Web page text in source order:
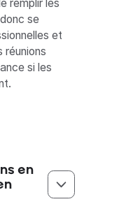
remplir les
se
et
réunions
si les
en